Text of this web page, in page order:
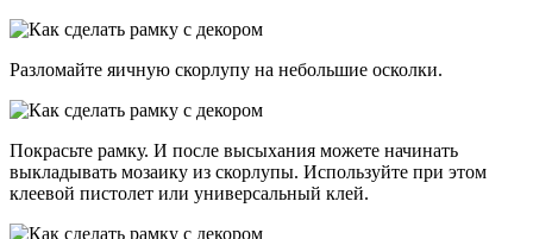
Разломайте яичную скорлупу на небольшие осколки.
Покрасьте рамку. И после высыхания можете начинать
выкладывать мозаику из скорлупы. Используйте при этом
клеевой пистолет или универсальный клей.